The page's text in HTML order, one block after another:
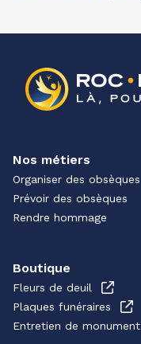
Nos métiers
Organiser des obsèques
Prévoir des obsèques
Rendre hommage
Boutique
Fleurs de deuil
Plaques funéraires
Entretien de monument